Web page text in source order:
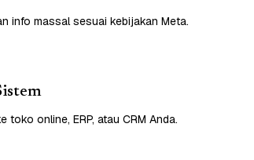
info massal sesuai kebijakan Meta.
toko online, ERP, atau CRM Anda.